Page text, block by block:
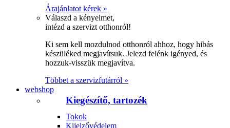
Árajánlatot kérek »
Válaszd a kényelmet,
intézd a szervizt otthonról!
Ki sem kell mozdulnod otthonról ahhoz, hogy hibás
készüléked megjavítsuk. Jelezd felénk igényed, és
hozzuk-visszük megjavítva.
Többet a szervizfutárról »
webshop
Kiegészítő, tartozék
Tokok
Kijelzővédelem